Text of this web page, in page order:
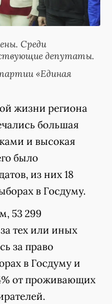
Среди
депутаты.
«Единая
жизни региона
большая
и высокая
было
из них 18
в Госдуму.
53 299
тех или иных
за право
в Госдуму и
от проживающих